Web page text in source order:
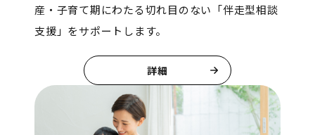
産・子育て期にわたる切れ目のない「伴走型相談
支援」をサポートします。
詳細